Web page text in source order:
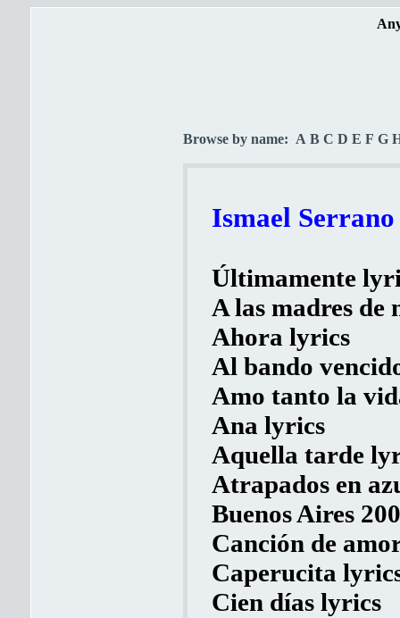
Browse by name: A B C D E F G
Ismael
Últimamente
A las madres de
Ahora lyrics
Al bando
Amo tanto la
Ana lyrics
Aquella tarde
Atrapados en
Buenos Aires
Canción de
Caperucita
Cien días lyrics